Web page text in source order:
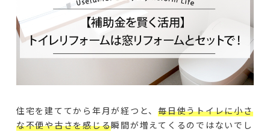
住宅を建ててから年月が経つと、毎日使うトイレに小さ
な不便や古さを感じる瞬間が増えてくるのではないでし